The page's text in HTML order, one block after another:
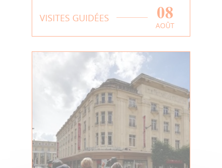
VISITES GUIDÉES 08
AOÛT